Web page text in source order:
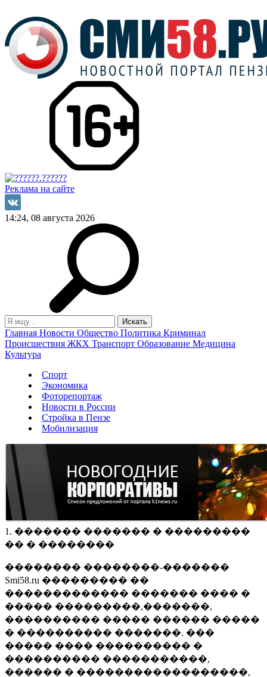
Реклама на сайте
14:24, 08 августа 2026
Главная Новости Общество Политика Криминал
Происшествия ЖКХ Транспорт Образование Медицина
Культура
Спорт
Экономика
Фоторепортаж
Новости в России
Стройка в Пензе
Мобилизация
1. ������� ������� � ���������
�� � ��������
�������� ��������-�������
Smi58.ru ��������� ��
������������� ������� ���� �
����� ���������,�������,
���������� ����� ������ �����
� ���������� �������. ���
����� ���� ���������� �
���������� �����������,
������ � ������������������,